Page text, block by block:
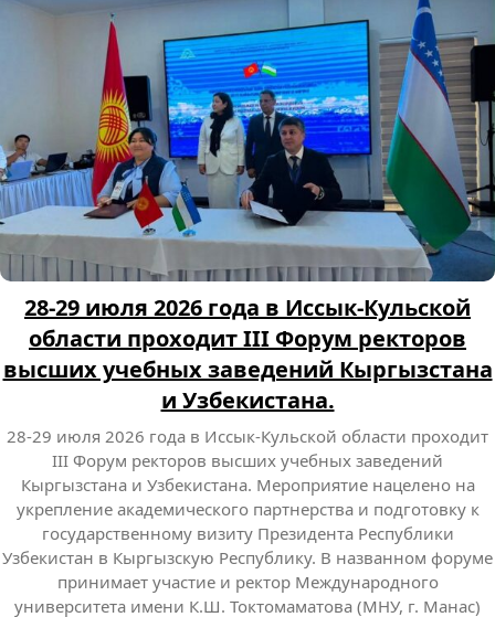
28-29 июля 2026 года в Иссык-Кульской
области проходит III Форум ректоров
высших учебных заведений Кыргызстана
и Узбекистана.
28-29 июля 2026 года в Иссык-Кульской области проходит
III Форум ректоров высших учебных заведений
Кыргызстана и Узбекистана. Мероприятие нацелено на
укрепление академического партнерства и подготовку к
государственному визиту Президента Республики
Узбекистан в Кыргызскую Республику. В названном форуме
принимает участие и ректор Международного
университета имени К.Ш. Токтомаматова (МНУ, г. Манас)